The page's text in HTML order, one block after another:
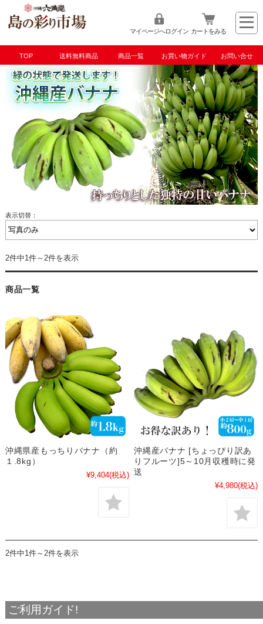
マイページへログイン カートをみる
TOP 送料無料商品 商品一覧 お買い物ガイド お問い合せ
TOP 沖縄県産フルーツ 沖縄県産バナナ
表示切替：
2件中1件～2件を表示
商品一覧
沖縄県産もっちりバナナ（約
１.8kg）
¥9,404(税込)
沖縄産バナナ [ちょっぴり訳あ
りフルーツ]5～10月収穫時に発
送
¥4,980(税込)
2件中1件～2件を表示
ご利用ガイド!